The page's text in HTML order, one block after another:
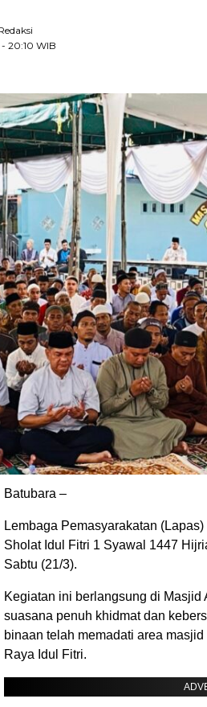
20:10 WIB
Batubara –
Lembaga Pemasyarakatan
Sholat Idul Fitri 1 Syawal 1447
Sabtu (21/3).
Kegiatan ini berlangsung di Masjid
suasana penuh khidmat dan
binaan telah memadati area
Raya Idul Fitri.